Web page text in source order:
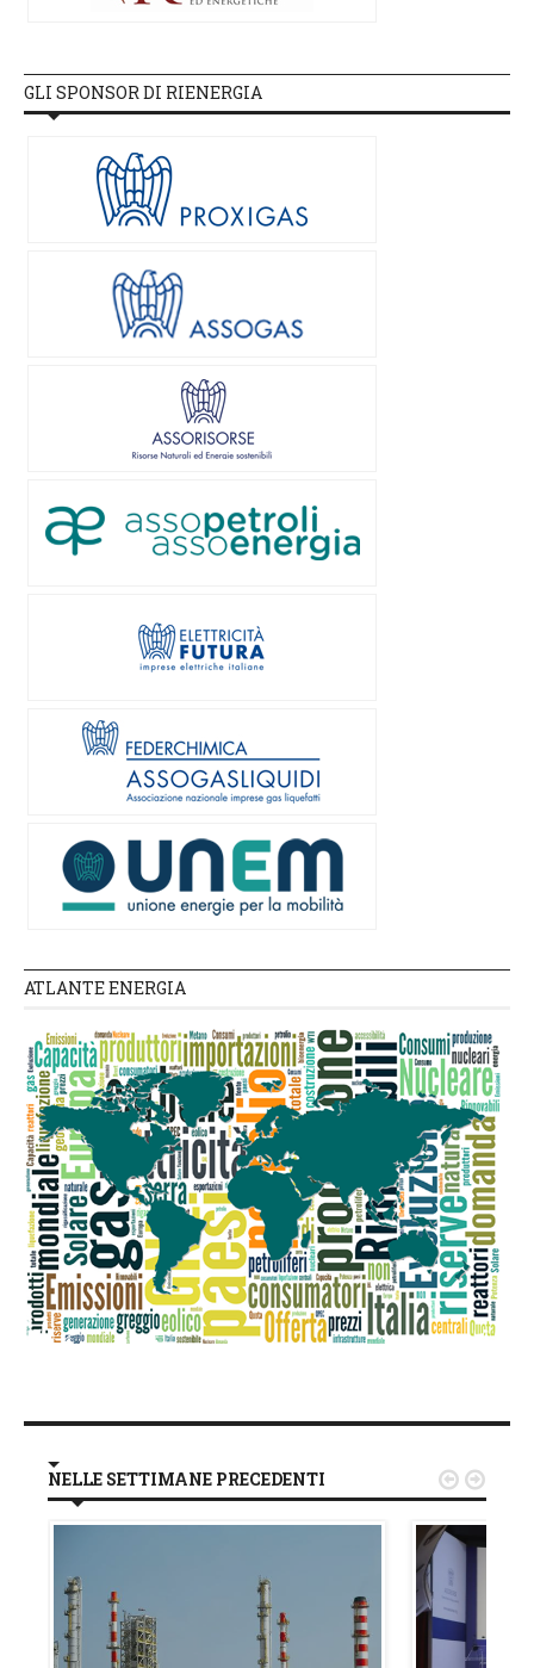
GLI SPONSOR DI RIENERGIA
ATLANTE ENERGIA
NELLE SETTIMANE PRECEDENTI  